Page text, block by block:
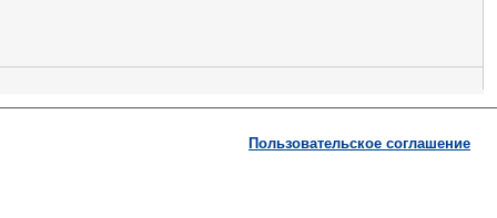
Пользовательское соглашение